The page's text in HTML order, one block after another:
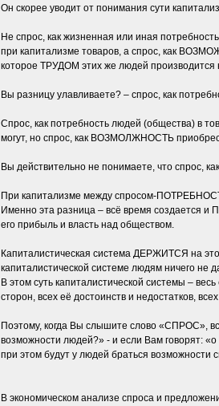
Он скорее уводит от понимания сути
Не спрос, как жизненная или иная
при капитализме товаров, а спрос, как
которое ТРУДОМ этих же людей производится
Вы разницу улавливаете? – спрос, как
Спрос, как потребность людей (общества) в
могут, но спрос, как ВОЗМОЛЖНОСТЬ
Вы действительно не понимаете, что спрос,
При капитализме между спросом-
Именно эта разница – всё время создается
его прибыль и власть над обществом.
Капиталистическая система ДЕРЖИТСЯ на
капиталистической системе людям ничего
В этом суть капиталистической системы –
сторон, всех её достоинств и недостатков,
Поэтому, когда Вы слышите слово «СПРОС»,
возможности людей?» - и если Вам говорят: «о
при этом будут у людей браться возможности
В экономическом анализе спроса и